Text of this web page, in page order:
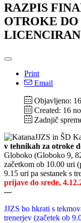
RAZPIS
OTROKE
Print
Email
Objavljeno:
Created: 16
Zadnjič
JJZS in ŠD
v tehnikah za otroke
Globoko (Globoko 9,
začetkom ob 10.00 uri
9.15 uri pa sestanek s
prijave do srede,
---
JJZS bo hkrati s
trenerjev (začetek ob